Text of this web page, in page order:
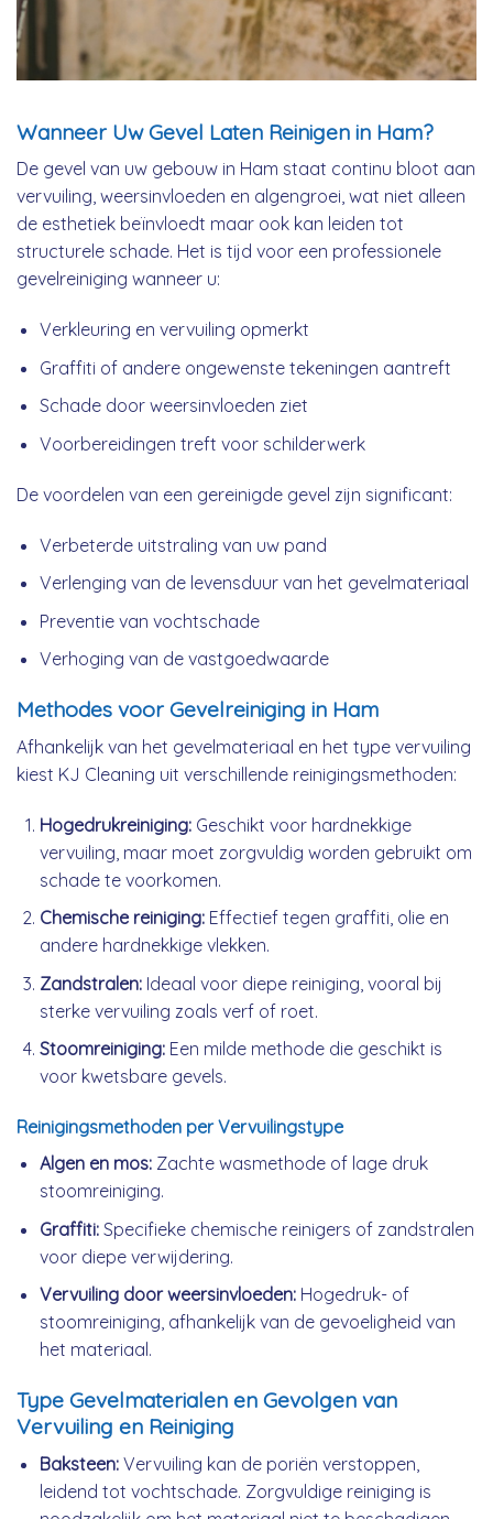
Wanneer Uw Gevel Laten Reinigen in Ham?
De gevel van uw gebouw in Ham staat continu bloot aan
vervuiling, weersinvloeden en algengroei, wat niet alleen
de esthetiek beïnvloedt maar ook kan leiden tot
structurele schade. Het is tijd voor een professionele
gevelreiniging wanneer u:
Verkleuring en vervuiling opmerkt
Graffiti of andere ongewenste tekeningen aantreft
Schade door weersinvloeden ziet
Voorbereidingen treft voor schilderwerk
De voordelen van een gereinigde gevel zijn significant:
Verbeterde uitstraling van uw pand
Verlenging van de levensduur van het gevelmateriaal
Preventie van vochtschade
Verhoging van de vastgoedwaarde
Methodes voor Gevelreiniging in Ham
Afhankelijk van het gevelmateriaal en het type vervuiling
kiest KJ Cleaning uit verschillende reinigingsmethoden:
Hogedrukreiniging:Geschikt voor hardnekkige
vervuiling, maar moet zorgvuldig worden gebruikt om
schade te voorkomen.
Chemische reiniging:Effectief tegen graffiti, olie en
andere hardnekkige vlekken.
Zandstralen:Ideaal voor diepe reiniging, vooral bij
sterke vervuiling zoals verf of roet.
Stoomreiniging:Een milde methode die geschikt is
voor kwetsbare gevels.
Reinigingsmethoden per Vervuilingstype
Algen en mos:Zachte wasmethode of lage druk
stoomreiniging.
Graffiti:Specifieke chemische reinigers of zandstralen
voor diepe verwijdering.
Vervuiling door weersinvloeden:Hogedruk- of
stoomreiniging, afhankelijk van de gevoeligheid van
het materiaal.
Type Gevelmaterialen en Gevolgen van
Vervuiling en Reiniging
Baksteen:Vervuiling kan de poriën verstoppen,
leidend tot vochtschade. Zorgvuldige reiniging is